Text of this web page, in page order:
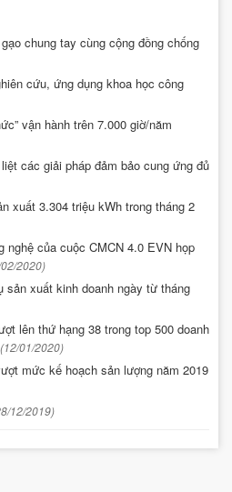
chung tay cùng cộng đồng chống
cứu, ứng dụng khoa học công
vận hành trên 7.000 giờ/năm
các giải pháp đảm bảo cung ứng đủ
xuất 3.304 triệu kWh trong tháng 2
nghệ của cuộc CMCN 4.0 EVN họp
2020)
sản xuất kinh doanh ngày từ tháng
lên thứ hạng 38 trong top 500 doanh
(12/01/2020)
mức kế hoạch sản lượng năm 2019
12/2019)